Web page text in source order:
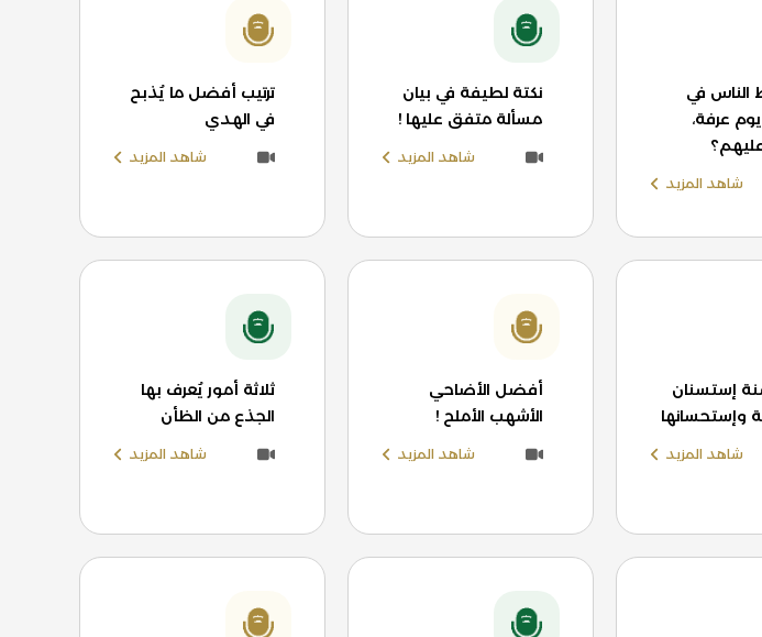
الناس في
عرفة،
شاهد المزيد
نكتة لطيفة في بيان
مسألة متفق عليها !
شاهد المزيد
ترتيب أفضل ما يُذبح
في الهدي
شاهد المزيد
إستسنان
وإستحسانها
شاهد المزيد
أفضل الأضاحي
الأشهب الأملح !
شاهد المزيد
ثلاثة أمور يُعرف بها
الجذع من الظأن
شاهد المزيد